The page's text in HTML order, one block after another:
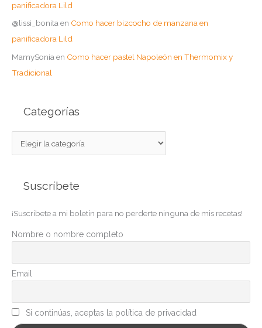
panificadora Lild
@lissi_bonita en Como hacer bizcocho de manzana en
panificadora Lild
MamySonia en Como hacer pastel Napoleón en Thermomix y
Tradicional
Categorías
a
o
r
a
s
Suscríbete
¡Suscribete a mi boletín para no perderte ninguna de mis recetas!
Nombre o nombre completo
Email
Si continúas, aceptas la política de privacidad